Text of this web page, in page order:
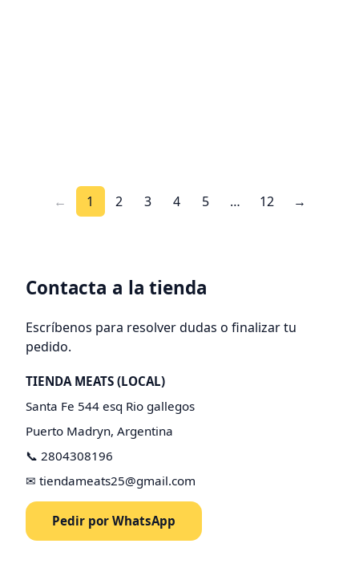
← 1 2 3 4 5 … 12 →
Contacta a la tienda
Escríbenos para resolver dudas o finalizar tu
pedido.
TIENDA MEATS (LOCAL)
Santa Fe 544 esq Rio gallegos
Puerto Madryn, Argentina
📞 2804308196
✉ tiendameats25@gmail.com
Pedir por WhatsApp